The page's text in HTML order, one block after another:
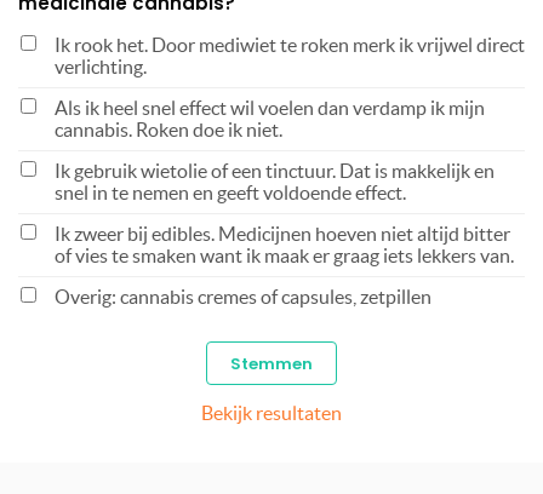
Ik rook het. Door mediwiet te roken merk ik vrijwel direct
verlichting.
Als ik heel snel effect wil voelen dan verdamp ik mijn
cannabis. Roken doe ik niet.
Ik gebruik wietolie of een tinctuur. Dat is makkelijk en
snel in te nemen en geeft voldoende effect.
Ik zweer bij edibles. Medicijnen hoeven niet altijd bitter
of vies te smaken want ik maak er graag iets lekkers van.
Overig: cannabis cremes of capsules, zetpillen
Bekijk resultaten